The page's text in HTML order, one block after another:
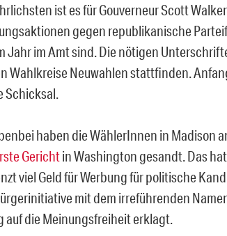
ist es für Gouverneur Scott
gegen republikanische
Jahr im Amt sind. Die nötigen
Wahlkreise Neuwahlen stattfinden.
Schicksal.
haben die WählerInnen in Madison
Gerichtin Washington gesandt. Das
viel Geld für Werbung für politische
mit dem irreführenden
auf die Meinungsfreiheit erklagt.